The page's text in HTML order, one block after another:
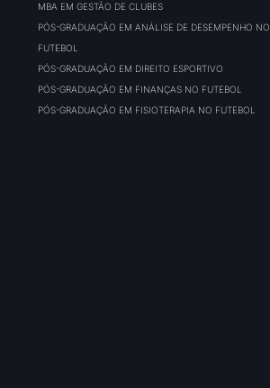
MBA EM GESTÃO DE CLUBES
PÓS-GRADUAÇÃO EM ANÁLISE DE DESEMPENHO NO
FUTEBOL
PÓS-GRADUAÇÃO EM DIREITO ESPORTIVO
PÓS-GRADUAÇÃO EM FINANÇAS NO FUTEBOL
PÓS-GRADUAÇÃO EM FISIOTERAPIA NO FUTEBOL